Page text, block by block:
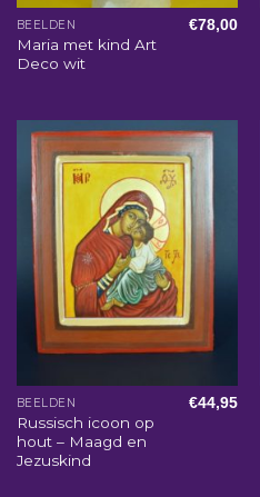
BEELDEN
Maria met kind Art
Deco wit
€78,00
BEELDEN
Russisch icoon op
hout – Maagd en
Jezuskind
€44,95